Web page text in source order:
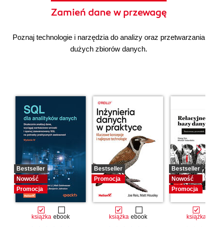
Zamień dane w przewagę
Poznaj technologie i narzędzia do analizy oraz przetwarzania
dużych zbiorów danych.
Bestseller
Nowość
Promocja
książka ebook
Bestseller
Promocja
książka ebook
Bestseller
Nowość
Promocja
książka